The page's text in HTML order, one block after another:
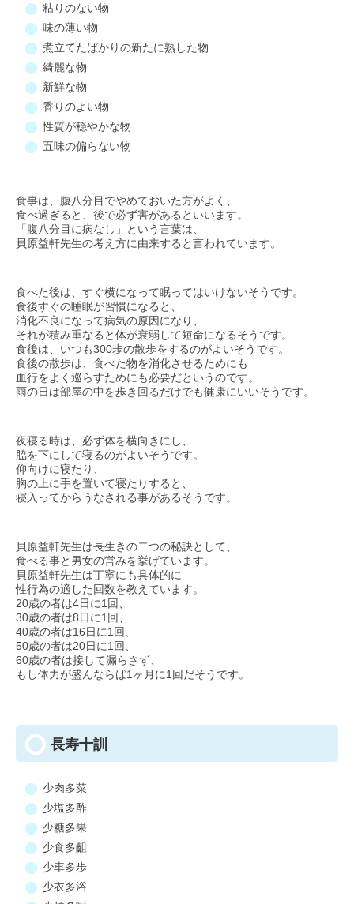
粘りのない物
味の薄い物
煮立てたばかりの新たに熟した物
綺麗な物
新鮮な物
香りのよい物
性質が穏やかな物
五味の偏らない物
食事は、腹八分目でやめておいた方がよく、
食べ過ぎると、後で必ず害があるといいます。
「腹八分目に病なし」という言葉は、
貝原益軒先生の考え方に由来すると言われています。
食べた後は、すぐ横になって眠ってはいけないそうです。
食後すぐの睡眠が習慣になると、
消化不良になって病気の原因になり、
それが積み重なると体が衰弱して短命になるそうです。
食後は、いつも300歩の散歩をするのがよいそうです。
食後の散歩は、食べた物を消化させるためにも
血行をよく巡らすためにも必要だというのです。
雨の日は部屋の中を歩き回るだけでも健康にいいそうです。
夜寝る時は、必ず体を横向きにし、
脇を下にして寝るのがよいそうです。
仰向けに寝たり、
胸の上に手を置いて寝たりすると、
寝入ってからうなされる事があるそうです。
貝原益軒先生は長生きの二つの秘訣として、
食べる事と男女の営みを挙げています。
貝原益軒先生は丁寧にも具体的に
性行為の適した回数を教えています。
20歳の者は4日に1回、
30歳の者は8日に1回、
40歳の者は16日に1回、
50歳の者は20日に1回、
60歳の者は接して漏らさず、
もし体力が盛んならば1ヶ月に1回だそうです。
長寿十訓
少肉多菜
少塩多酢
少糖多果
少食多齟
少車多歩
少衣多浴